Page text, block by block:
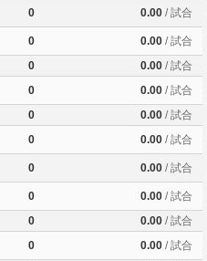
0 0.00/ 試合
0 0.00/ 試合
0 0.00/ 試合
0 0.00/ 試合
0 0.00/ 試合
0 0.00/ 試合
0 0.00/ 試合
0 0.00/ 試合
0 0.00/ 試合
0 0.00/ 試合